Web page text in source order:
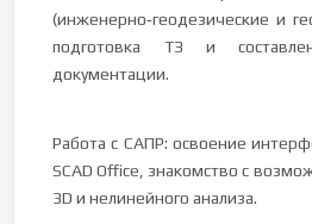
(инженерно‑геодезические и
подготовка ТЗ и
документации.
Работа с САПР: освоение
SCAD Office, знакомство с
3D и нелинейного анализа.